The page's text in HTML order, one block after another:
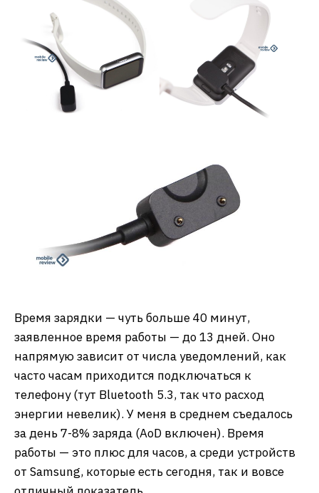
Время зарядки — чуть больше 40 минут,
заявленное время работы — до 13 дней. Оно
напрямую зависит от числа уведомлений, как
часто часам приходится подключаться к
телефону (тут Bluetooth 5.3, так что расход
энергии невелик). У меня в среднем съедалось
за день 7-8% заряда (AoD включен). Время
работы — это плюс для часов, а среди устройств
от Samsung, которые есть сегодня, так и вовсе